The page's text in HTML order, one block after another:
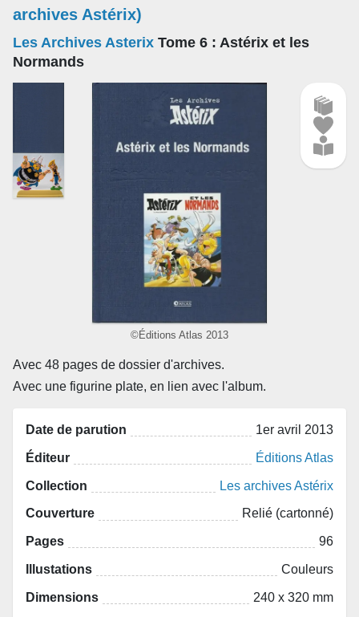
archives Astérix)
Les Archives Asterix Tome 6 : Astérix et les
Normands
©Éditions Atlas 2013
Avec 48 pages de dossier d'archives.
Avec une figurine plate, en lien avec l'album.
Date de parution 1er avril 2013
Éditeur Éditions Atlas
Collection Les archives Astérix
Couverture Relié (cartonné)
Pages 96
Illustations Couleurs
Dimensions 240 x 320 mm